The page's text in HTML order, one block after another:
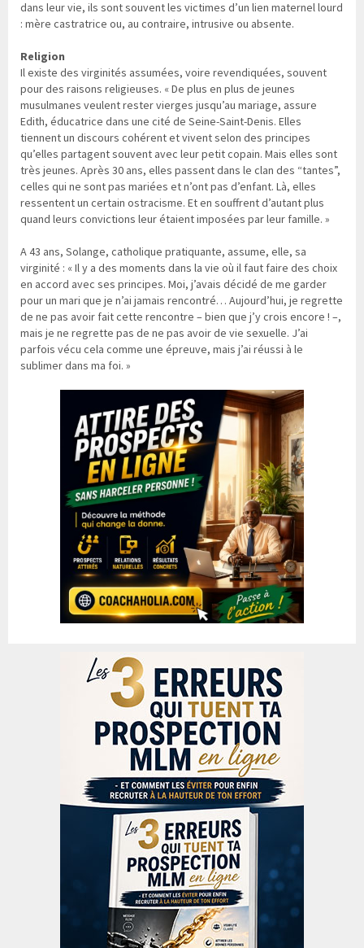
dans leur vie, ils sont souvent les victimes d’un lien maternel lourd
: mère castratrice ou, au contraire, intrusive ou absente.
Religion
Il existe des virginités assumées, voire revendiquées, souvent
pour des raisons religieuses. « De plus en plus de jeunes
musulmanes veulent rester vierges jusqu’au mariage, assure
Edith, éducatrice dans une cité de Seine-Saint-Denis. Elles
tiennent un discours cohérent et vivent selon des principes
qu’elles partagent souvent avec leur petit copain. Mais elles sont
très jeunes. Après 30 ans, elles passent dans le clan des “tantes”,
celles qui ne sont pas mariées et n’ont pas d’enfant. Là, elles
ressentent un certain ostracisme. Et en souffrent d’autant plus
quand leurs convictions leur étaient imposées par leur famille. »
A 43 ans, Solange, catholique pratiquante, assume, elle, sa
virginité : « Il y a des moments dans la vie où il faut faire des choix
en accord avec ses principes. Moi, j’avais décidé de me garder
pour un mari que je n’ai jamais rencontré… Aujourd’hui, je regrette
de ne pas avoir fait cette rencontre – bien que j’y crois encore ! –,
mais je ne regrette pas de ne pas avoir de vie sexuelle. J’ai
parfois vécu cela comme une épreuve, mais j’ai réussi à le
sublimer dans ma foi. »